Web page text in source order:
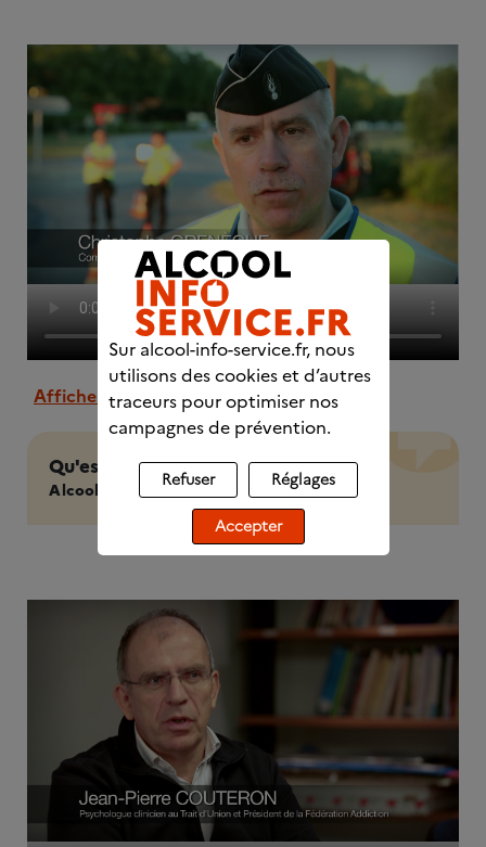
Afficher la transcription
Qu'est-ce qu'une CJC ?
Alcool Info Service
Sur alcool-info-service.fr, nous
utilisons des cookies et d’autres
traceurs pour optimiser nos
campagnes de prévention.
Refuser Réglages
Accepter